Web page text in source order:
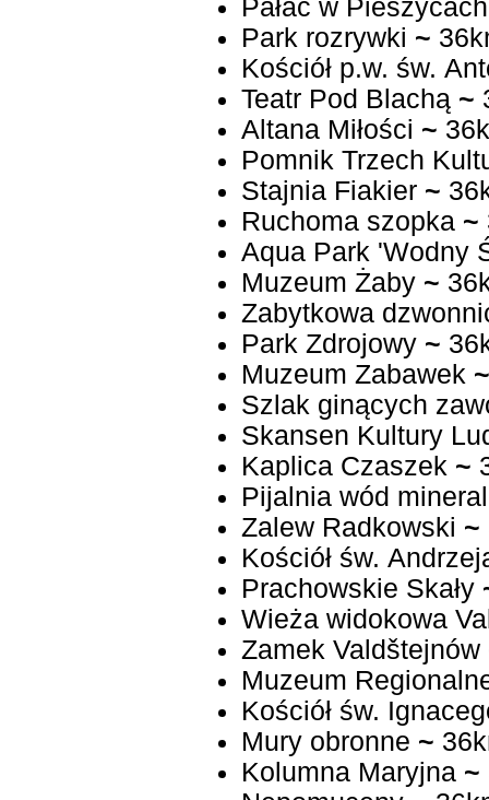
Pałac w Pieszycach
Park rozrywki ~
Kościół p.w. św.
Teatr Pod Blachą ~
Altana Miłości ~
Pomnik Trzech
Stajnia Fiakier ~
Ruchoma szopka ~
Aqua Park 'Wodny
Muzeum Żaby ~
Zabytkowa
Park Zdrojowy ~
Muzeum Zabawek ~
Szlak ginących
Skansen Kultury
Kaplica Czaszek ~
Pijalnia wód
Zalew Radkowski ~
Kościół św.
Prachowskie Skały
Wieża widokowa
Zamek Valdštejnów
Muzeum
Kościół św.
Mury obronne ~
Kolumna Maryjna ~